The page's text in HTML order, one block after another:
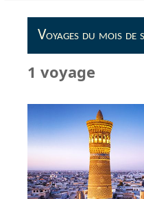
Voyages du mois de
1 voyage